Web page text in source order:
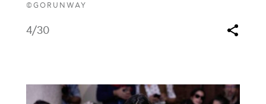
©GORUNWAY
4/30